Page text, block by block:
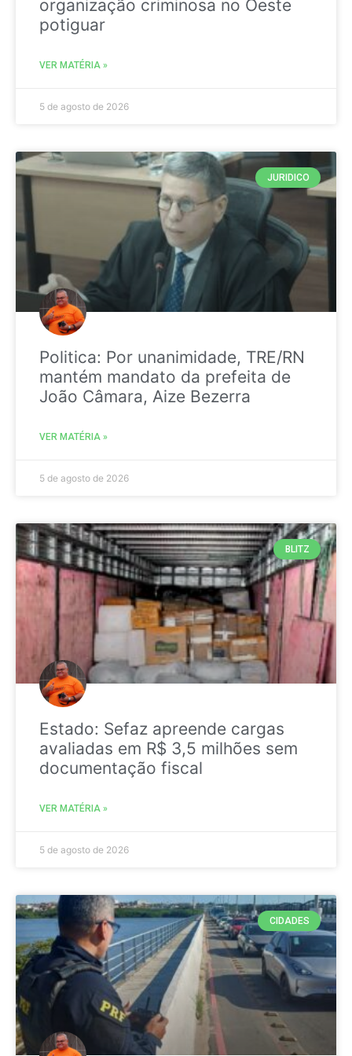
organização criminosa no Oeste
potiguar
VER MATÉRIA »
5 de agosto de 2026
JURIDICO
Politica: Por unanimidade, TRE/RN
mantém mandato da prefeita de
João Câmara, Aize Bezerra
VER MATÉRIA »
5 de agosto de 2026
BLITZ
Estado: Sefaz apreende cargas
avaliadas em R$ 3,5 milhões sem
documentação fiscal
VER MATÉRIA »
5 de agosto de 2026
CIDADES